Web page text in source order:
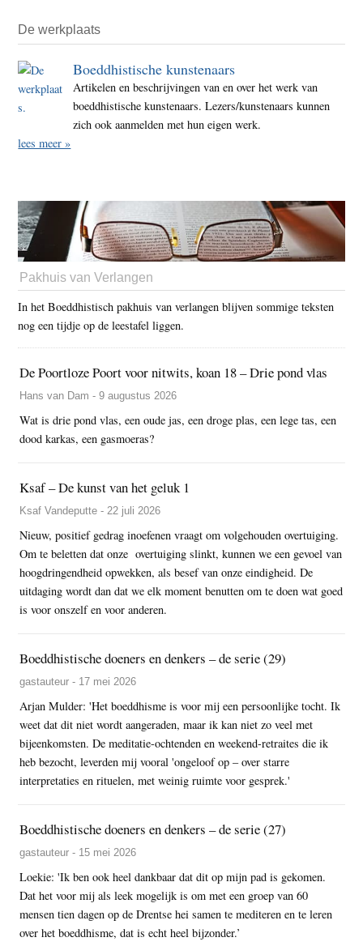
De werkplaats
Boeddhistische kunstenaars
Artikelen en beschrijvingen van en over het werk van
boeddhistische kunstenaars. Lezers/kunstenaars kunnen
zich ook aanmelden met hun eigen werk.
lees meer »
Pakhuis van Verlangen
In het Boeddhistisch pakhuis van verlangen blijven sommige teksten
nog een tijdje op de leestafel liggen.
De Poortloze Poort voor nitwits, koan 18 – Drie pond vlas
Hans van Dam - 9 augustus 2026
Wat is drie pond vlas, een oude jas, een droge plas, een lege tas, een
dood karkas, een gasmoeras?
Ksaf – De kunst van het geluk 1
Ksaf Vandeputte - 22 juli 2026
Nieuw, positief gedrag inoefenen vraagt om volgehouden overtuiging.
Om te beletten dat onze overtuiging slinkt, kunnen we een gevoel van
hoogdringendheid opwekken, als besef van onze eindigheid. De
uitdaging wordt dan dat we elk moment benutten om te doen wat goed
is voor onszelf en voor anderen.
Boeddhistische doeners en denkers – de serie (29)
gastauteur - 17 mei 2026
Arjan Mulder: 'Het boeddhisme is voor mij een persoonlijke tocht. Ik
weet dat dit niet wordt aangeraden, maar ik kan niet zo veel met
bijeenkomsten. De meditatie-ochtenden en weekend-retraites die ik
heb bezocht, leverden mij vooral 'ongeloof op – over starre
interpretaties en rituelen, met weinig ruimte voor gesprek.'
Boeddhistische doeners en denkers – de serie (27)
gastauteur - 15 mei 2026
Loekie: 'Ik ben ook heel dankbaar dat dit op mijn pad is gekomen.
Dat het voor mij als leek mogelijk is om met een groep van 60
mensen tien dagen op de Drentse hei samen te mediteren en te leren
over het boeddhisme, dat is echt heel bijzonder.’